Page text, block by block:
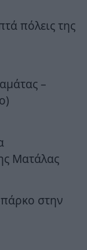
πόλεις της
–
Ματάλας
στην